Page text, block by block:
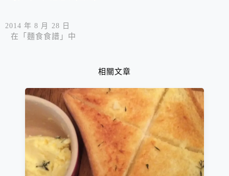
2014 年 8 月 28 日
在「麵食食譜」中
相關文章